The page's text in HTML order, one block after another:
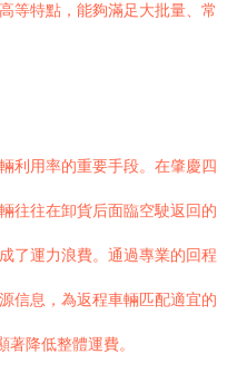
等特點，能夠滿足大批量、常
利用率的重要手段。在肇慶四
往往在卸貨后面臨空駛返回的
了運力浪費。通過專業的回程
信息，為返程車輛匹配適宜的
著降低整體運費。